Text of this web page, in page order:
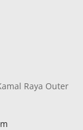
Raya Outer